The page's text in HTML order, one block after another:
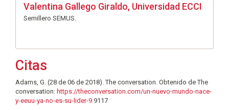
Valentina Gallego Giraldo, Universidad ECCI
Semillero SEMUS.
Citas
Adams, G. (28 de 06 de 2018). The conversation. Obtenido de The
conversation: https://theconversation.com/un-nuevo-mundo-nace-
y-eeuu-ya-no-es-su-lider-9 9117